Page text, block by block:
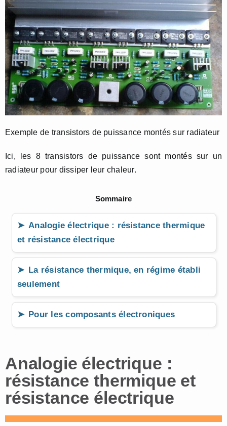
Exemple de transistors de puissance montés sur radiateur
Ici, les 8 transistors de puissance sont montés sur un
radiateur pour dissiper leur chaleur.
Sommaire
Analogie électrique : résistance thermique
et résistance électrique
La résistance thermique, en régime établi
seulement
Pour les composants électroniques
Analogie électrique :
résistance thermique et
résistance électrique